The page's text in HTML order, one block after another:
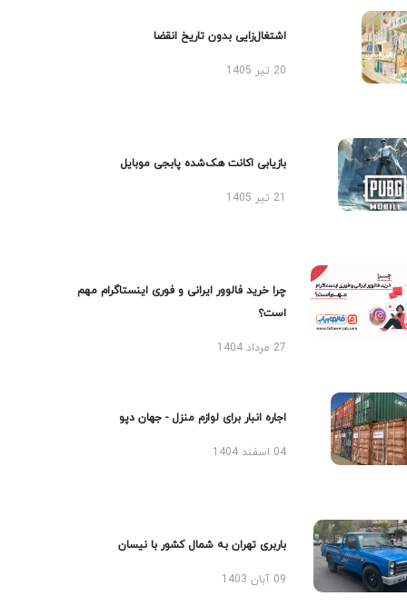
اشتغال‌زایی بدون تاریخ انقضا
20 تیر 1405
بازیابی اکانت هک‌شده پابجی موبایل
چرا خرید فالوور ایرانی و فوری اینستاگرام مهم
است؟
27 مرداد 1404
اجاره انبار برای لوازم منزل - جهان دپو
04 اسفند 1404
باربری تهران به شمال کشور با نیسان
09 آبان 1403